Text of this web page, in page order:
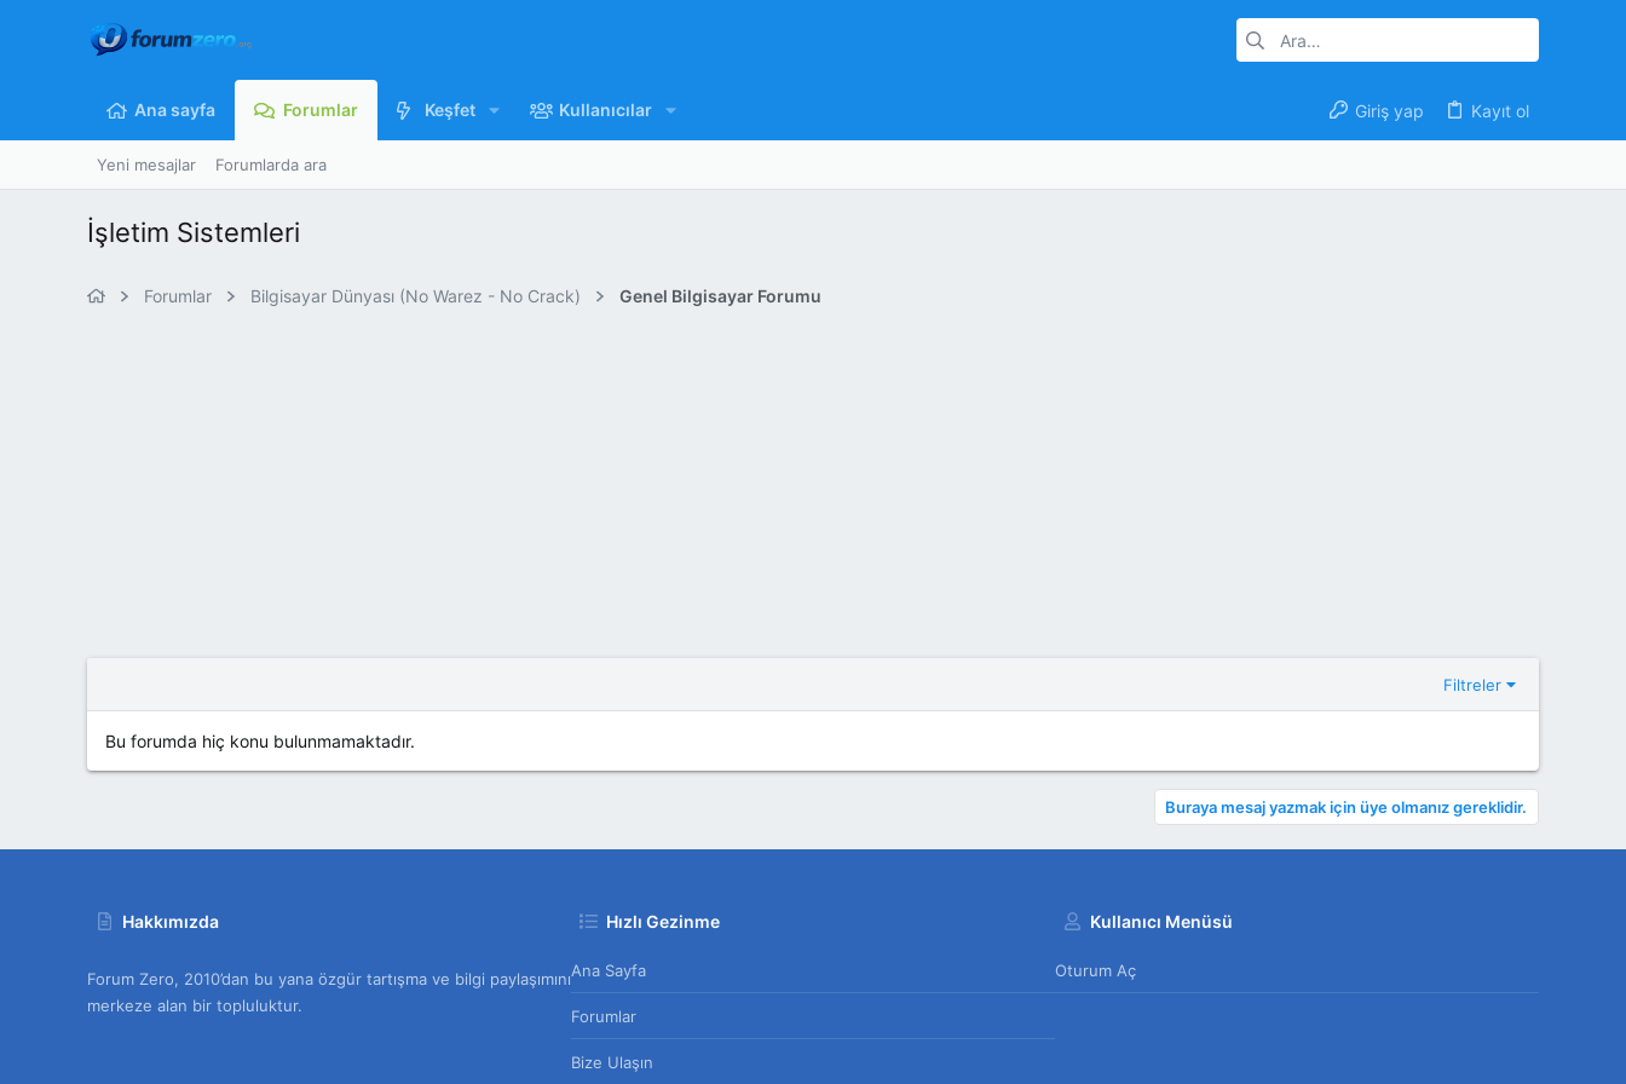
Ana sayfa Forumlar Keşfet Kullanıcılar Giriş yap Kayıt ol
Yeni mesajlar Forumlarda ara
İşletim Sistemleri
Forumlar Bilgisayar Dünyası (No Warez - No Crack) Genel Bilgisayar Forumu
Filtreler
Bu forumda hiç konu bulunmamaktadır.
Buraya mesaj yazmak için üye olmanız gereklidir.
Hakkımızda
Forum Zero, 2010’dan bu yana özgür tartışma ve bilgi paylaşımını
merkeze alan bir topluluktur.
Hızlı Gezinme
Ana Sayfa
Forumlar
Bize Ulaşın
Kullanıcı Menüsü
Oturum Aç